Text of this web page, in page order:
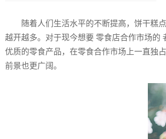
随着人们生活水平的不断提高，饼干糕
越开越多。对于现今想要 零食店合作市场的
优质的零食产品，在零食合作市场上一直独
前景也更广阔。